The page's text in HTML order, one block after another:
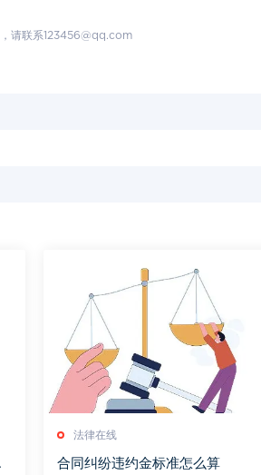
，请联系123456@qq.com
法律在线
合同纠纷违约金标准怎么算